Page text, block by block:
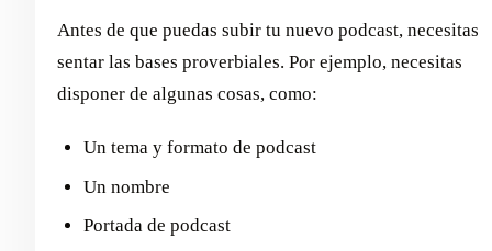
Antes de que puedas subir tu nuevo podcast, necesitas
sentar las bases proverbiales. Por ejemplo, necesitas
disponer de algunas cosas, como:
Un tema y formato de podcast
Un nombre
Portada de podcast